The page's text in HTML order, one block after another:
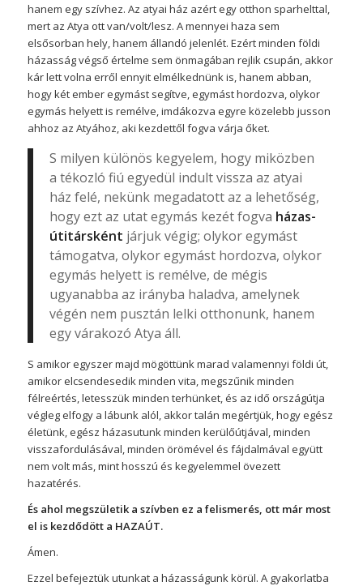
hanem egy szívhez. Az atyai ház azért egy otthon sparhelttal,
mert az Atya ott van/volt/lesz. A mennyei haza sem
elsősorban hely, hanem állandó jelenlét. Ezért minden földi
házasság végső értelme sem önmagában rejlik csupán, akkor
kár lett volna erről ennyit elmélkednünk is, hanem abban,
hogy két ember egymást segítve, egymást hordozva, olykor
egymás helyett is remélve, imdákozva egyre közelebb jusson
ahhoz az Atyához, aki kezdettől fogva várja őket.
S milyen különös kegyelem, hogy miközben
a tékozló fiú egyedül indult vissza az atyai
ház felé, nekünk megadatott az a lehetőség,
hogy ezt az utat egymás kezét fogva házas-
útitársként járjuk végig; olykor egymást
támogatva, olykor egymást hordozva, olykor
egymás helyett is remélve, de mégis
ugyanabba az irányba haladva, amelynek
végén nem pusztán lelki otthonunk, hanem
egy várakozó Atya áll.
S amikor egyszer majd mögöttünk marad valamennyi földi út,
amikor elcsendesedik minden vita, megszűnik minden
félreértés, letesszük minden terhünket, és az idő országútja
végleg elfogy a lábunk alól, akkor talán megértjük, hogy egész
életünk, egész házasutunk minden kerülőútjával, minden
visszafordulásával, minden örömével és fájdalmával együtt
nem volt más, mint hosszú és kegyelemmel övezett
hazatérés.
És ahol megszületik a szívben ez a felismerés, ott már most
el is kezdődött a HAZAÚT.
Ámen.
Ezzel befejeztük utunkat a házasságunk körül. A gyakorlatba